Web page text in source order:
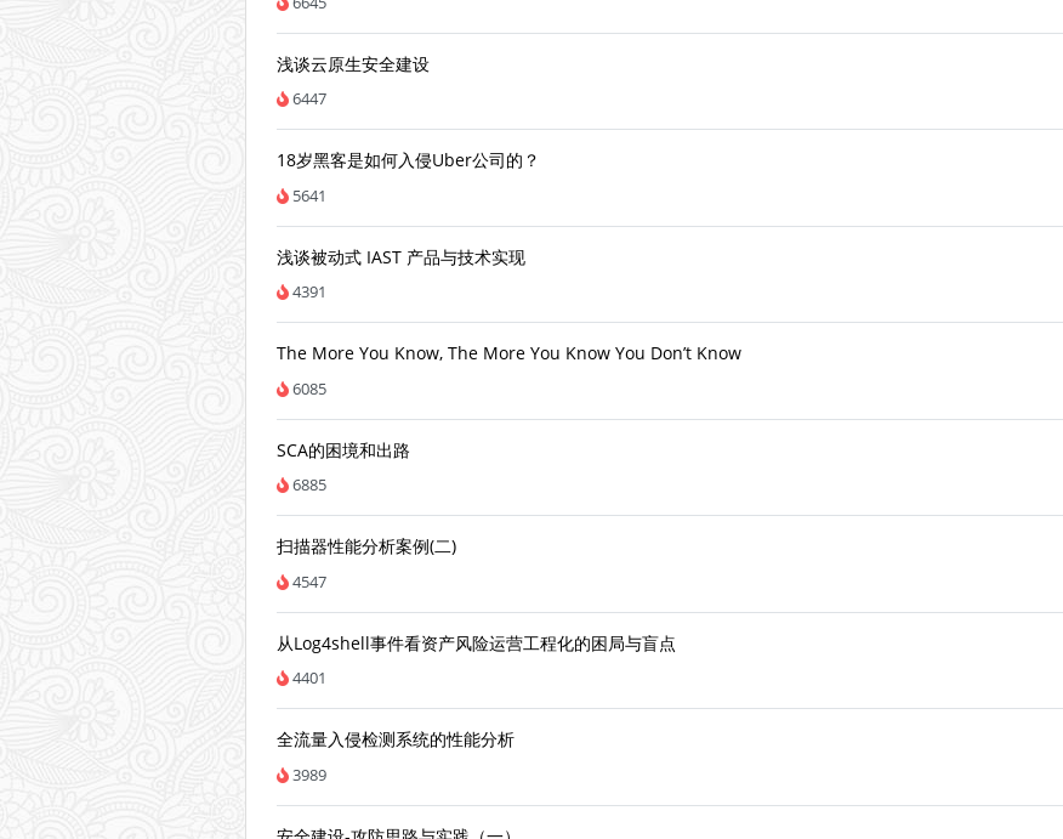
浅谈云原生安全建设
6447
18岁黑客是如何入侵Uber公司的？
5641
浅谈被动式 IAST 产品与技术实现
4391
The More You Know, The More You Know You Don’t Know
6085
SCA的困境和出路
6885
扫描器性能分析案例(二)
4547
从Log4shell事件看资产风险运营工程化的困局与盲点
4401
全流量入侵检测系统的性能分析
3989